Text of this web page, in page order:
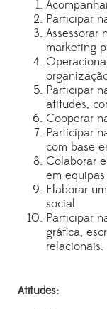
Participar
marketing
Participar
atitudes,
Cooperar
Participar
com base
Colaborar
em
Elaborar
social.
Participar
gráfica,
relacionais.
Atitudes: